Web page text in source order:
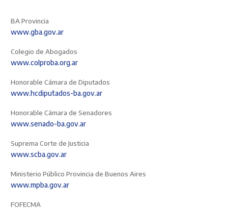
BA Provincia
www.gba.gov.ar
Colegio de Abogados
www.colproba.org.ar
Honorable Cámara de Diputados
www.hcdiputados-ba.gov.ar
Honorable Cámara de Senadores
www.senado-ba.gov.ar
Suprema Corte de Justicia
www.scba.gov.ar
Ministerio Público Provincia de Buenos Aires
www.mpba.gov.ar
FOFECMA